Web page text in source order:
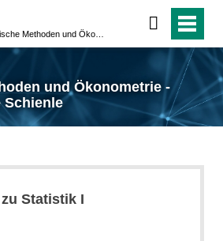
und Ökonometrie -
Schienle
Statistik I